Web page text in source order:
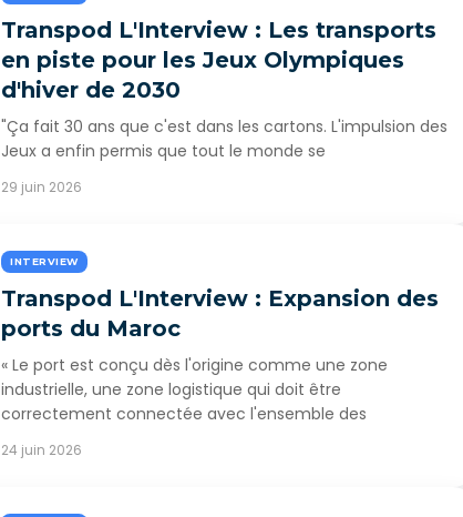
Transpod L'Interview : Les transports
en piste pour les Jeux Olympiques
d'hiver de 2030
"Ça fait 30 ans que c'est dans les cartons. L'impulsion des
Jeux a enfin permis que tout le monde se
29 juin 2026
INTERVIEW
Transpod L'Interview : Expansion des
ports du Maroc
« Le port est conçu dès l'origine comme une zone
industrielle, une zone logistique qui doit être
correctement connectée avec l'ensemble des
24 juin 2026